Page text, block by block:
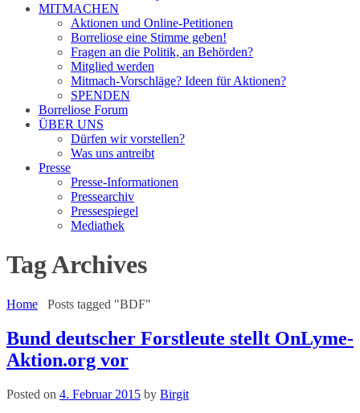
MITMACHEN
Aktionen und Online-Petitionen
Borreliose eine Stimme geben!
Fragen an die Politik, an Behörden?
Mitglied werden
Mitmach-Vorschläge? Ideen für Aktionen?
SPENDEN
Borreliose Forum
ÜBER UNS
Dürfen wir vorstellen?
Was uns antreibt
Presse
Presse-Informationen
Pressearchiv
Pressespiegel
Mediathek
Tag Archives
Home Posts tagged "BDF"
Bund deutscher Forstleute stellt OnLyme-
Aktion.org vor
Posted on 4. Februar 2015 by Birgit